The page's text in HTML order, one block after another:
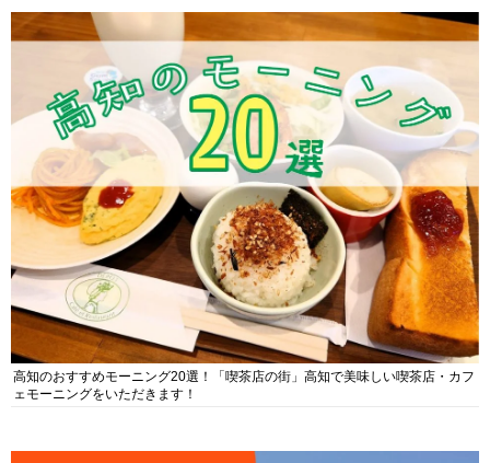
高知のおすすめモーニング20選！「喫茶店の街」高知で美味しい喫茶店・カフ
ェモーニングをいただきます！